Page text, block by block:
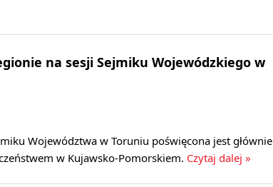
na sesji Sejmiku Wojewódzkiego w
Województwa w Toruniu poświęcona jest głównie
w Kujawsko-Pomorskiem. Czytaj dalej »